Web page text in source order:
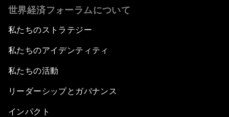
世界経済フォーラムについて
私たちのストラテジー
私たちのアイデンティティ
私たちの活動
リーダーシップとガバナンス
インパクト